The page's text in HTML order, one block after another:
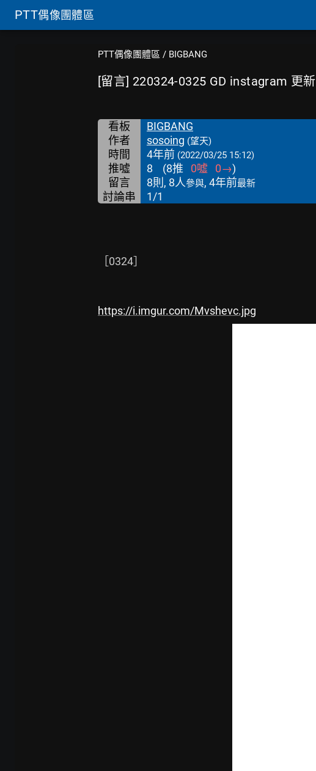
PTT偶像團體區
PTT偶像團體區 / BIGBANG
[留言] 220324-0325 GD instagram 更新
看板
BIGBANG
作者
sosoing (望天)
時間 4年前 (2022/03/25 15:12)
推噓 8 (8推 0噓 0→)
留言
8則, 8人參與, 4年前最新
討論串 1/1
［0324］
https://i.imgur.com/Mvshevc.jpg